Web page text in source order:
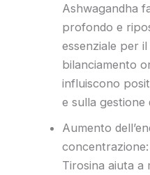
Ashwagandha
profondo e
essenziale per
bilanciamento
influiscono
e sulla gestione
Aumento
concentrazione:
Tirosina aiuta a